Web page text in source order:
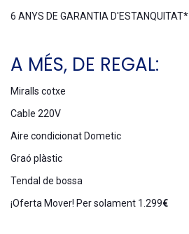
6 ANYS DE GARANTIA D'ESTANQUITAT*
A MÉS, DE REGAL:
Miralls cotxe
Cable 220V
Aire condicionat Dometic
Graó plàstic
Tendal de bossa
¡Oferta Mover! Per solament 1.299€